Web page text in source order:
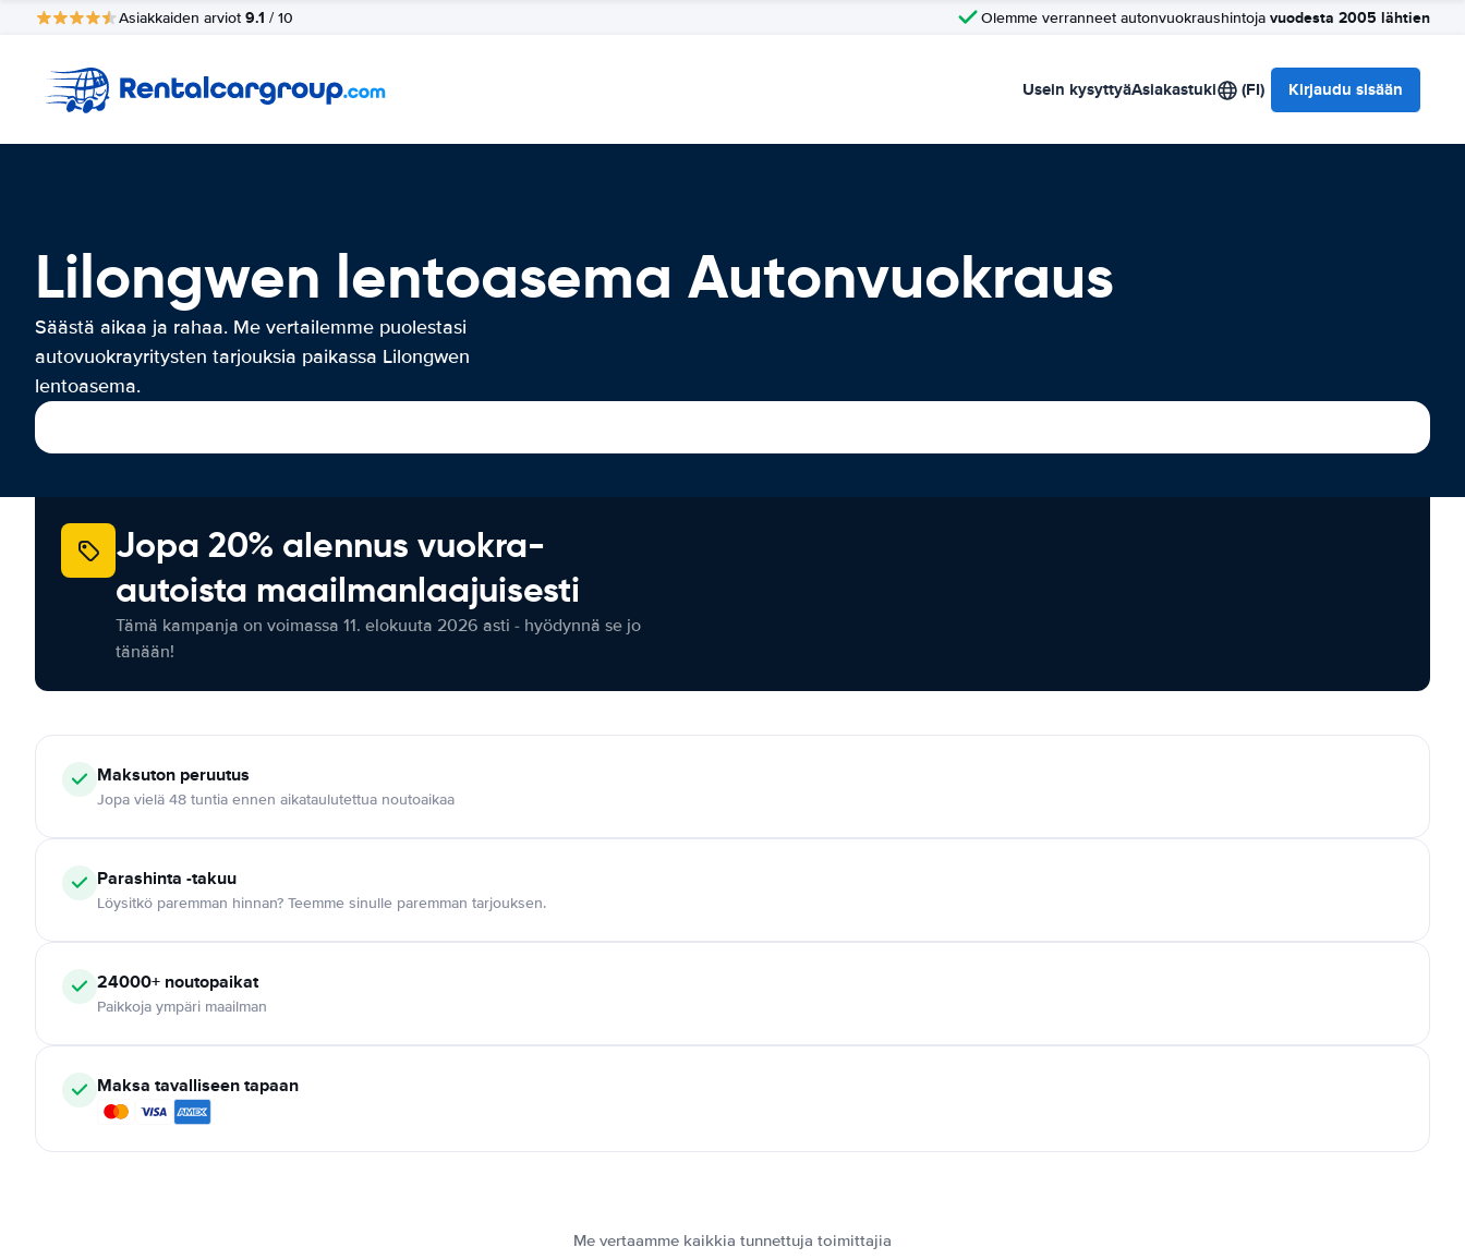
Asiakkaiden arviot 9.1 / 10 Olemme verranneet autonvuokraushintoja vuodesta 2005 lähtien
Usein kysyttyäAsiakastuki (FI) Kirjaudu sisään
Lilongwen lentoasema Autonvuokraus
Säästä aikaa ja rahaa. Me vertailemme puolestasi
autovuokrayritysten tarjouksia paikassa Lilongwen
lentoasema.
Jopa 20% alennus vuokra-
autoista maailmanlaajuisesti
Tämä kampanja on voimassa 11. elokuuta 2026 asti - hyödynnä se jo
tänään!
Maksuton peruutus
Jopa vielä 48 tuntia ennen aikataulutettua noutoaikaa
Parashinta -takuu
Löysitkö paremman hinnan? Teemme sinulle paremman tarjouksen.
24000+ noutopaikat
Paikkoja ympäri maailman
Maksa tavalliseen tapaan
Me vertaamme kaikkia tunnettuja toimittajia